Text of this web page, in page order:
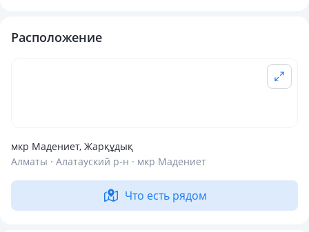
Расположение
мкр Мадениет, Жарқұдық
Алматы · Алатауский р-н · мкр Мадениет
Что есть рядом